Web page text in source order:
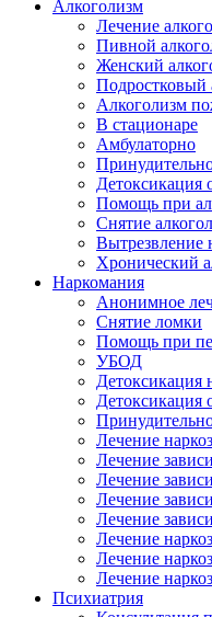
Алкоголизм
Лечение
Пивной
Женский
Подростковый
Алкоголизм
В стационаре
Амбулаторно
Детоксикация
Помощь при
Снятие
Вытрезвление
Хронический
Наркомания
Анонимное
Снятие ломки
Помощь при
УБОД
Детоксикация
Детоксикация
Лечение
Лечение
Лечение
Лечение
Лечение
Лечение
Лечение
Лечение
Психиатрия